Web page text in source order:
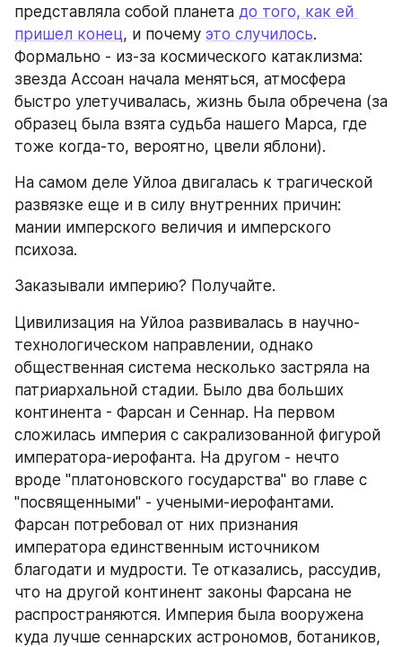
представляла собой планета до того, как ей
пришел конец, и почему это случилось.
Формально - из-за космического катаклизма:
звезда Ассоан начала меняться, атмосфера
быстро улетучивалась, жизнь была обречена (за
образец была взята судьба нашего Марса, где
тоже когда-то, вероятно, цвели яблони).
На самом деле Уйлоа двигалась к трагической
развязке еще и в силу внутренних причин:
мании имперского величия и имперского
психоза.
Заказывали империю? Получайте.
Цивилизация на Уйлоа развивалась в научно-
технологическом направлении, однако
общественная система несколько застряла на
патриархальной стадии. Было два больших
континента - Фарсан и Сеннар. На первом
сложилась империя с сакрализованной фигурой
императора-иерофанта. На другом - нечто
вроде "платоновского государства" во главе с
"посвященными" - учеными-иерофантами.
Фарсан потребовал от них признания
императора единственным источником
благодати и мудрости. Те отказались, рассудив,
что на другой континент законы Фарсана не
распространяются. Империя была вооружена
куда лучше сеннарских астрономов, ботаников,